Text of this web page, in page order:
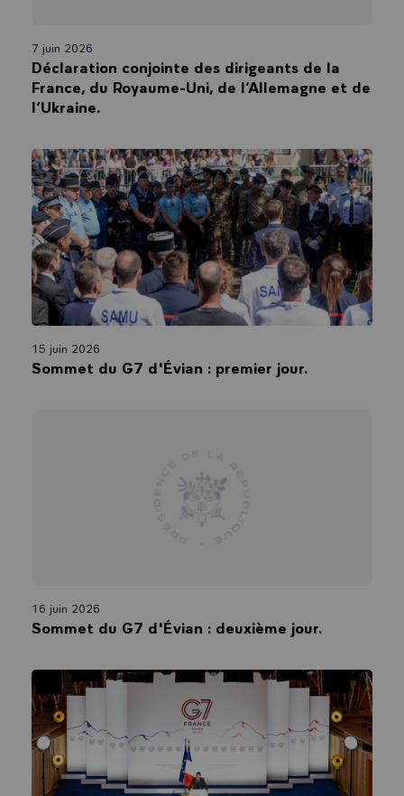
7 juin 2026
Déclaration conjointe des dirigeants de la
France, du Royaume-Uni, de l’Allemagne et de
l’Ukraine.
15 juin 2026
Sommet du G7 d'Évian : premier jour.
16 juin 2026
Sommet du G7 d'Évian : deuxième jour.